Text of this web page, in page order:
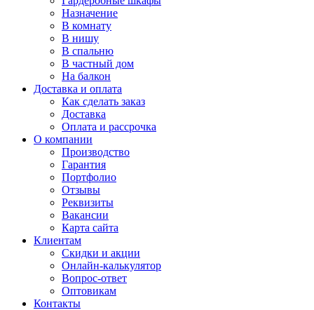
Назначение
В комнату
В нишу
В спальню
В частный дом
На балкон
Доставка и оплата
Как сделать заказ
Доставка
Оплата и рассрочка
О компании
Производство
Гарантия
Портфолио
Отзывы
Реквизиты
Вакансии
Карта сайта
Клиентам
Скидки и акции
Онлайн-калькулятор
Вопрос-ответ
Оптовикам
Контакты